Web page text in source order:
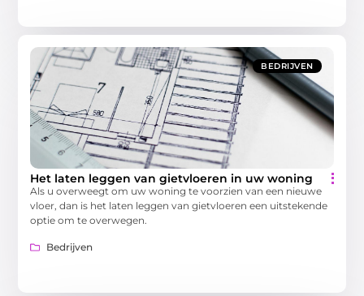
BEDRIJVEN
Het laten leggen van gietvloeren in uw woning
Als u overweegt om uw woning te voorzien van een nieuwe
vloer, dan is het laten leggen van gietvloeren een uitstekende
optie om te overwegen.
Bedrijven